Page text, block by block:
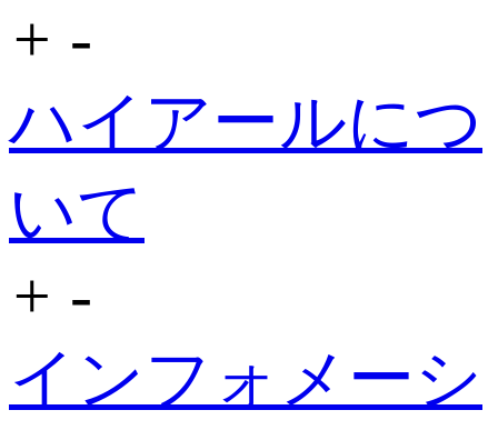
+ -
ハイアールにつ
いて
+ -
インフォメーシ